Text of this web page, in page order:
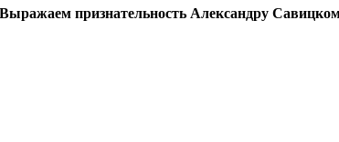
признательность Александру